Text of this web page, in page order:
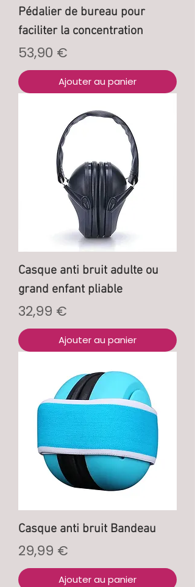
Pédalier de bureau pour
faciliter la concentration
Prix
53,90 €
Ajouter au panier
Casque anti bruit adulte ou
grand enfant pliable
Prix
32,99 €
Ajouter au panier
Casque anti bruit Bandeau
Prix
29,99 €
Ajouter au panier